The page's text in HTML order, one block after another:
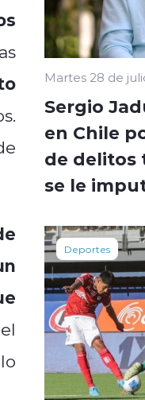
Martes 28 de
Sergio
en Chile
de delitos
se le
Deportes